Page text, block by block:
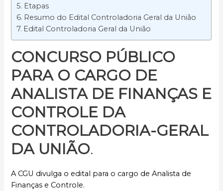
Etapas
Resumo do Edital Controladoria Geral da União
Edital Controladoria Geral da União
CONCURSO PÚBLICO
PARA O CARGO DE
ANALISTA DE FINANÇAS E
CONTROLE DA
CONTROLADORIA-GERAL
DA UNIÃO.
A CGU divulga o edital para o cargo de Analista de
Finanças e Controle.